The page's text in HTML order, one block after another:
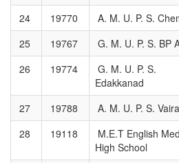
24
19770 A. M. U. P. S.
25
19767 G. M. U. P. S. BP
26
19774
G. M. U. P. S.
Edakkanad
27 19788 A. M. U. P. S.
28
19118
M.E.T English
High School